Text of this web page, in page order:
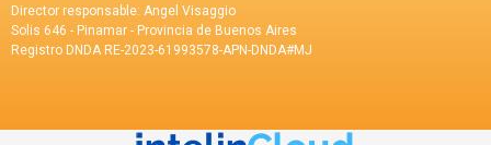
Director responsable: Angel Visaggio
Solis 646 - Pinamar - Provincia de Buenos Aires
Registro DNDA RE-2023-61993578-APN-DNDA#MJ